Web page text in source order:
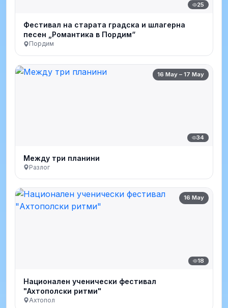
25
Фестивал на старата градска и шлагерна
песен „Романтика в Пордим“
Пордим
16 May – 17 May
34
Между три планини
Разлог
16 May
18
Национален ученически фестивал
"Ахтополски ритми"
Ахтопол